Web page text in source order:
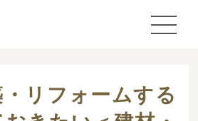
リフォームする